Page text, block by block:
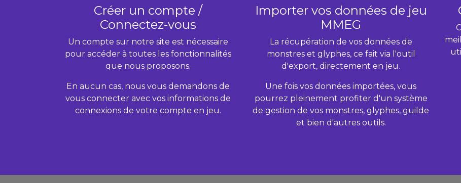
Créer un compte /
Connectez-vous
Un compte sur notre site est nécessaire
pour accéder à toutes les fonctionnalités
que nous proposons.
En aucun cas, nous vous demandons de
vous connecter avec vos informations de
connexions de votre compte en jeu.
Importer vos données de jeu
MMEG
La récupération de vos données de
monstres et glyphes, ce fait via l'outil
d'export, directement en jeu.
Une fois vos données importées, vous
pourrez pleinement profiter d'un système
de gestion de vos monstres, glyphes, guilde
et bien d'autres outils.